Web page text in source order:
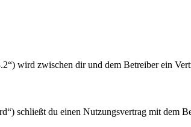
wird zwischen dir und dem Betreiber ein
schließt du einen Nutzungsvertrag mit dem